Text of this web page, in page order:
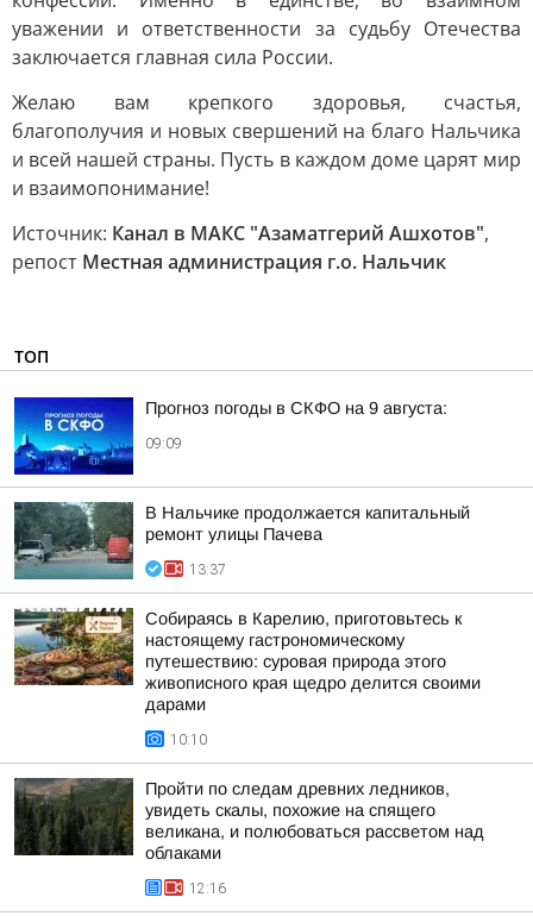
уважении и ответственности за судьбу Отечества
заключается главная сила России.
Желаю вам крепкого здоровья, счастья,
благополучия и новых свершений на благо Нальчика
и всей нашей страны. Пусть в каждом доме царят мир
и взаимопонимание!
Источник: Канал в МАКС "Азаматгерий Ашхотов",
репост Местная администрация г.о. Нальчик
ТОП
Прогноз погоды в СКФО на 9 августа:
09:09
В Нальчике продолжается капитальный
ремонт улицы Пачева
13:37
Собираясь в Карелию, приготовьтесь к
настоящему гастрономическому
путешествию: суровая природа этого
живописного края щедро делится своими
дарами
10:10
Пройти по следам древних ледников,
увидеть скалы, похожие на спящего
великана, и полюбоваться рассветом над
облаками
12:16